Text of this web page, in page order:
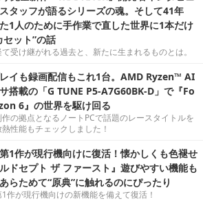
タッフが語るシリーズの魂。そして41年
1人のために手作業で直した世界に1本だけ
セット”の話
受け継がれる過去と、新たに生まれるものとは。
イも録画配信もこれ1台。AMD Ryzen™ AI
搭載の「G TUNE P5-A7G60BK-D」で『Fo
6』の世界を駆け回る
の拠点となるノートPCで話題のレースタイトルを
性能もチェックしました！
1作が現行機向けに復活！懐かしくも色褪せ
ドセプト ザ ファースト』遊びやすい機能も
らためて“原典”に触れるのにぴったり
作が現行機向けの新機能を備えて復活！